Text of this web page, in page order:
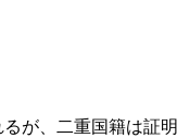
が、二重国籍は証